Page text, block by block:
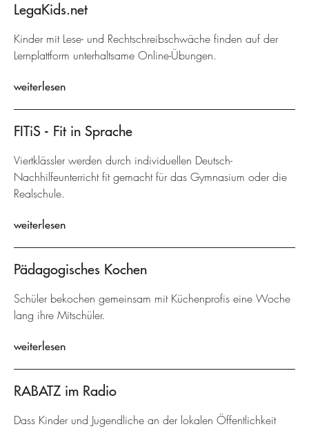
LegaKids.net
Kinder mit Lese- und Rechtschreibschwäche finden auf der
Lernplattform unterhaltsame Online-Übungen.
weiterlesen
FITiS - Fit in Sprache
Viertklässler werden durch individuellen Deutsch-
Nachhilfeunterricht fit gemacht für das Gymnasium oder die
Realschule.
weiterlesen
Pädagogisches Kochen
Schüler bekochen gemeinsam mit Küchenprofis eine Woche
lang ihre Mitschüler.
weiterlesen
RABATZ im Radio
Dass Kinder und Jugendliche an der lokalen Öffentlichkeit